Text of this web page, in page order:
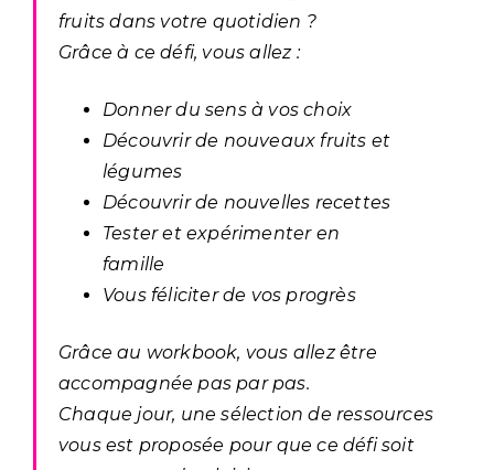
fruits dans votre quotidien ?
Grâce à ce défi, vous allez :
Donner du sens à vos choix
Découvrir de nouveaux fruits et
légumes
Découvrir de nouvelles recettes
Tester et expérimenter en
famille
Vous féliciter de vos progrès
Grâce au workbook, vous allez être
accompagnée pas par pas.
Chaque jour, une sélection de ressources
vous est proposée pour que ce défi soit